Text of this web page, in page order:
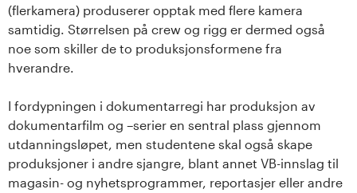
(flerkamera) produserer opptak med flere kamera
samtidig. Størrelsen på crew og rigg er dermed også
noe som skiller de to produksjonsformene fra
hverandre.
I fordypningen i dokumentarregi har produksjon av
dokumentarfilm og –serier en sentral plass gjennom
utdanningsløpet, men studentene skal også skape
produksjoner i andre sjangre, blant annet VB-innslag til
magasin- og nyhetsprogrammer, reportasjer eller andre